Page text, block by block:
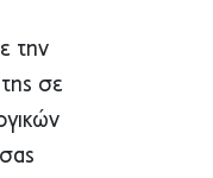
την
σε